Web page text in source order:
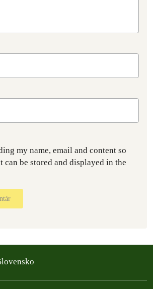
my name, email and content so
can be stored and displayed in the